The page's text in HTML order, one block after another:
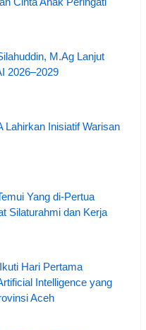
M.Ag Lanjut
2026–2029
Lahirkan Inisiatif Warisan
Yang di-Pertua
Silaturahmi dan Kerja
Hari Pertama
Intelligence yang
Aceh